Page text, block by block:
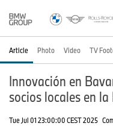
Article Photo Video TV
Innovación en
socios locales en
Tue Jul 01 23:00:00 CEST 2025